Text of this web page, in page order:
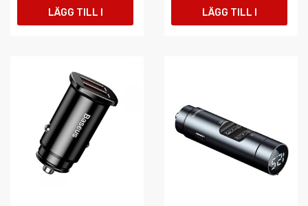
LÄGG TILL I LÄGG TILL I